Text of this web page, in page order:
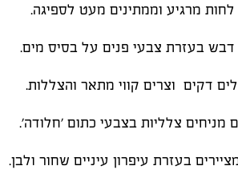
מרגיע וממתינים מעט לספיגה.
בעזרת צבעי פנים על בסיס מים.
וצרים קווי מתאר והצללות.
צלליות בצבעי כתום 'חלודה'.
בעזרת עיפרון עיניים שחור ולבן.